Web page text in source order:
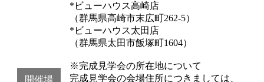
開催場
*ビューハウス高崎店
（群馬県高崎市末広町262-5）
*ビューハウス太田店
（群馬県太田市飯塚町1604）
※完成見学会の所在地について
完成見学会の会場住所につきましては、